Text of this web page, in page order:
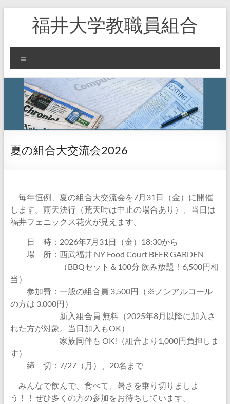
福井大学教職員組合
ニ
ュ
ー
夏の組合大交流会2026
毎年恒例、夏の組合大交流会を7月31日（金）に開催
します。雨天決行（荒天時は中止の場合あり）、当日は
福井フェニックス花火が見えます。
日 時：2026年7月31日（金）18:30から
場 所：西武福井 NY Food Court BEER GARDEN
（BBQセット＆100分 飲み放題！6,500円相
当）
参加費：一般の組合員 3,500円（※ノンアルコール
の方は 3,000円）
新入組合員 無料（2025年8月以降に加入さ
れた方が対象。当日加入もOK）
家族同伴も OK!（組合より1,000円負担しま
す）
締 切：7/27（月）、20名まで
みんなで飲んで、食べて、暑さを乗り切りましよ
う！！ぜひ多くの方の参加をお待ちしています。